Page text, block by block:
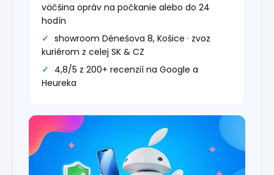
väčšina opráv na počkanie alebo do 24
hodín
showroom Dénešova 8, Košice · zvoz
kuriérom z celej SK & CZ
4,8/5 z 200+ recenzií na Google a
Heureka